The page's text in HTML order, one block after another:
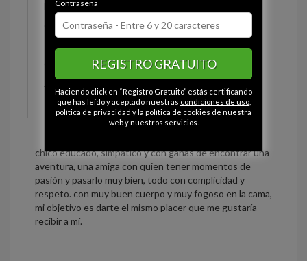
Estado civil:
Ojos: Marrón
Constitución: Musculoso
Altura: 182 cm
Peso: 80 kg
chico educado, simpático y con ganas de encontrar una
aventura, una amiga con quien tener momentos de
pasión y pasarlo muy bien, todo con complicidad y
respeto. con muy buen cuerpo y muy fogoso en la cama,
mi objetivo es darte el mismo placer que me gustaría
recibir a mí.
Contraseña
REGISTRO GRATUITO
Haciendo click en “Registro Gratuito” estás certificando
que has leído y aceptado nuestras condiciones de uso,
política de privacidad y la política de cookies de nuestra
web y nuestros servicios.